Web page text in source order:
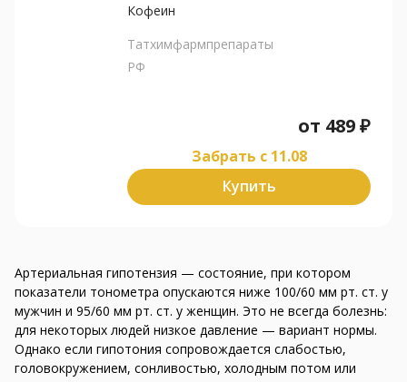
Кофеин
Татхимфармпрепараты
РФ
от 489₽
Забрать c 11.08
Купить
Артериальная гипотензия — состояние, при котором
показатели тонометра опускаются ниже 100/60 мм рт. ст. у
мужчин и 95/60 мм рт. ст. у женщин. Это не всегда болезнь:
для некоторых людей низкое давление — вариант нормы.
Однако если гипотония сопровождается слабостью,
головокружением, сонливостью, холодным потом или